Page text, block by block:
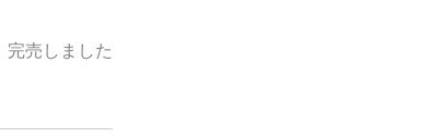
完売しました